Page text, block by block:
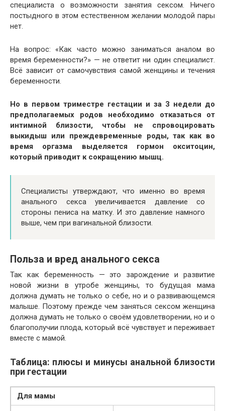
специалиста о возможности занятия сексом. Ничего
постыдного в этом естественном желании молодой пары
нет.
На вопрос: «Как часто можно заниматься аналом во
время беременности?» — не ответит ни один специалист.
Всё зависит от самочувствия самой женщины и течения
беременности.
Но в первом триместре гестации и за 3 недели до
предполагаемых родов необходимо отказаться от
интимной близости, чтобы не спровоцировать
выкидыш или преждевременные роды, так как во
время оргазма выделяется гормон окситоцин,
который приводит к сокращению мышц.
Специалисты утверждают, что именно во время
анального секса увеличивается давление со
стороны пениса на матку. И это давление намного
выше, чем при вагинальной близости.
Польза и вред анального секса
Так как беременность — это зарождение и развитие
новой жизни в утробе женщины, то будущая мама
должна думать не только о себе, но и о развивающемся
малыше. Поэтому прежде чем заняться сексом женщина
должна думать не только о своём удовлетворении, но и о
благополучии плода, который всё чувствует и переживает
вместе с мамой.
Таблица: плюсы и минусы анальной близости
при гестации
Для мамы